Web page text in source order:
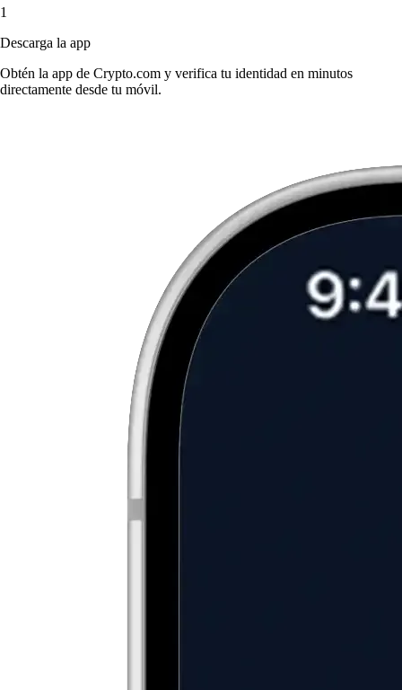
1
Descarga la app
Obtén la app de Crypto.com y verifica tu identidad en minutos
directamente desde tu móvil.